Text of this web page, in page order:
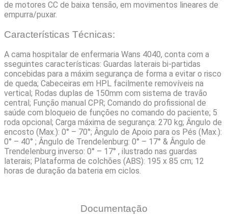
de motores CC de baixa tensão, em movimentos lineares de
empurra/puxar.
Características Técnicas:
A cama hospitalar de enfermaria Wans 4040, conta com a
sseguintes características: Guardas laterais bi-partidas
concebidas para a máxim segurança de forma a evitar o risco
de queda; Cabeceiras em HPL facilmente removíveis na
vertical; Rodas duplas de 150mm com sistema de travão
central; Função manual CPR; Comando do profissional de
saúde com bloqueio de funções no comando do paciente; 5
roda opcional; Carga máxima de segurança: 270 kg; Ângulo de
encosto (Max.): 0° – 70°; Ângulo de Apoio para os Pés (Max.):
0° – 40° ; Ângulo de Trendelenburg: 0° – 17° & Ângulo de
Trendelenburg inverso: 0° – 17° , ilustrado nas guardas
laterais; Plataforma de colchões (ABS): 195 x 85 cm; 12
horas de duração da bateria em ciclos.
Documentação